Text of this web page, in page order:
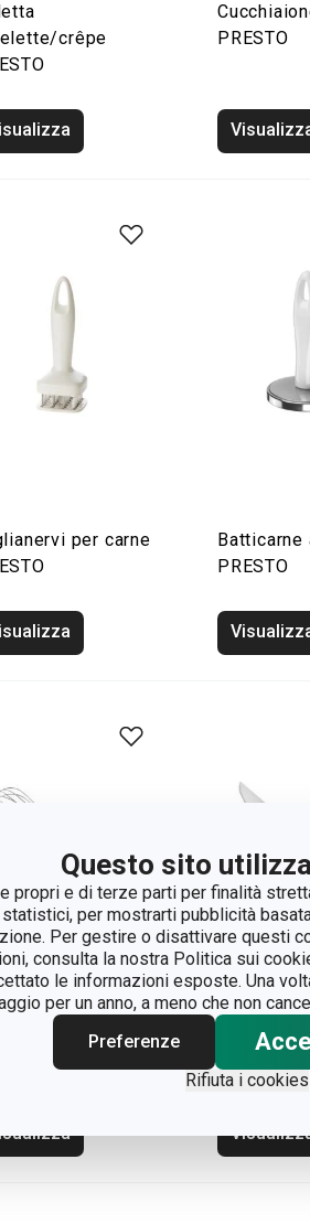
Questo sito
propri e di terze parti per finalità
per mostrarti pubblicità
Per gestire o disattivare questi
consulta la nostra Politica sui
le informazioni esposte. Una
per un anno, a meno che non
Preferenze
Rifiuta i cookies
crêpe
PRESTO
per carne
Batticarne
PRESTO
PRESTO Pala